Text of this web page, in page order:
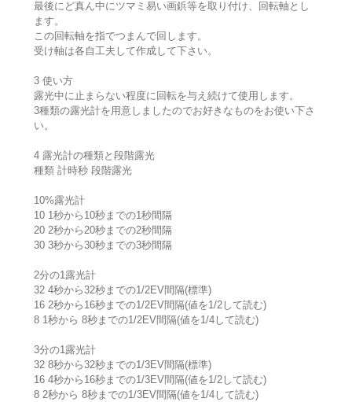
最後にど真ん中にツマミ易い画鋲等を取り付け、回転軸とし
ます。
この回転軸を指でつまんで回します。
受け軸は各自工夫して作成して下さい。
3 使い方
露光中に止まらない程度に回転を与え続けて使用します。
3種類の露光計を用意しましたのでお好きなものをお使い下さ
い。
4 露光計の種類と段階露光
種類 計時秒 段階露光
10%露光計
10 1秒から10秒までの1秒間隔
20 2秒から20秒までの2秒間隔
30 3秒から30秒までの3秒間隔
2分の1露光計
32 4秒から32秒までの1/2EV間隔(標準)
16 2秒から16秒までの1/2EV間隔(値を1/2して読む)
8 1秒から 8秒までの1/2EV間隔(値を1/4して読む)
3分の1露光計
32 8秒から32秒までの1/3EV間隔(標準)
16 4秒から16秒までの1/3EV間隔(値を1/2して読む)
8 2秒から 8秒までの1/3EV間隔(値を1/4して読む)